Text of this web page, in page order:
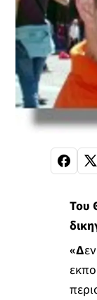
Του
«Δ